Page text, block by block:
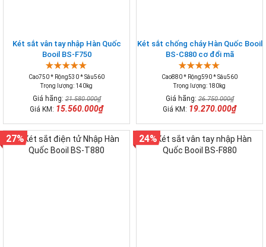
Két sắt vân tay nhập Hàn Quốc
Booil BS-F750
Cao750 * Rộng530 * Sâu560
Trọng lượng: 140kg
Giá hãng:21.580.000₫
Giá KM: 15.560.000₫
Két sắt chống cháy Hàn Quốc Booil
BS-C880 cơ đổi mã
Cao880 * Rộng590 * Sâu560
Trọng lượng: 180kg
Giá hãng:26.750.000₫
Giá KM: 19.270.000₫
27% 24%